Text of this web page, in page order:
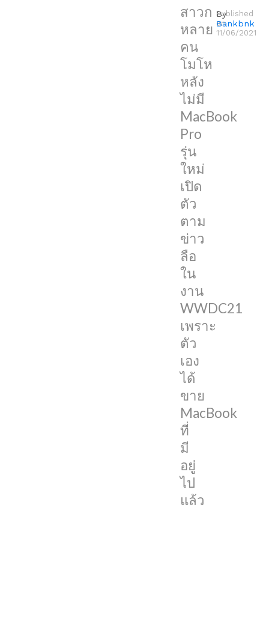
สาวก
หลาย
คน
โมโห
หลัง
ไม่มี
MacBook
Pro
รุ่น
ใหม่
เปิด
ตัว
ตาม
ข่าว
ลือ
ใน
งาน
WWDC21
เพราะ
ตัว
เอง
ได้
ขาย
MacBook
ที่
มี
อยู่
ไป
แล้ว
By
Bankbnk
Published
on
11/06/2021
ที่
มี
อยู่
ไป
แล้ว
ก่อน
หน้า
นี้
Jon
Prosser
นัก
ปล่อย
ข่าว
ลือ
เกี่ยว
กับ
Apple
ที่
แม่น
บ้าง
ไม่
แม่น
บ้าง
ออก
มาบ
อก
ก่อน
ที่